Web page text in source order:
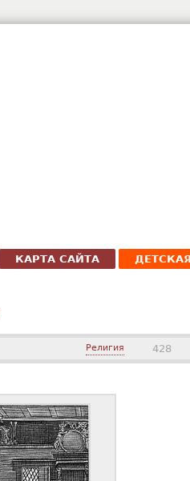
КАРТА САЙТА
428
Религия